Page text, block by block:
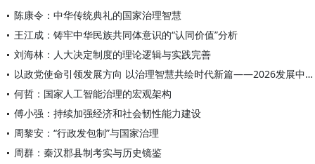
陈康令：中华传统典礼的国家治理智慧
王江成：铸牢中华民族共同体意识的“认同价值”分析
刘海林：人大决定制度的理论逻辑与实践完善
以政党使命引领发展方向 以治理智慧共绘时代新篇——2026发展中国家国家治理高端智库平行论坛综述
何哲：国家人工智能治理的宏观架构
傅小强：持续加强经济和社会韧性能力建设
周黎安：“行政发包制”与国家治理
周群：秦汉郡县制考实与历史镜鉴